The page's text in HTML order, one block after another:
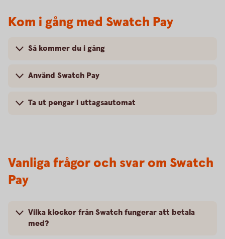
Kom i gång med Swatch Pay
Så kommer du i gång
Använd Swatch Pay
Ta ut pengar i uttagsautomat
Vanliga frågor och svar om Swatch
Pay
Vilka klockor från Swatch fungerar att betala
med?